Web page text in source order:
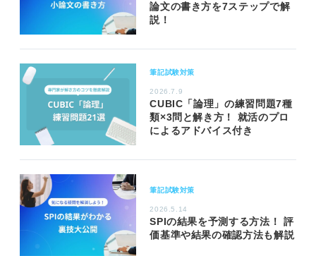
論文の書き方を7ステップで解
説！
筆記試験対策
2026.7.9
CUBIC「論理」の練習問題7種
類×3問と解き方！ 就活のプロ
によるアドバイス付き
筆記試験対策
2026.5.14
SPIの結果を予測する方法！ 評
価基準や結果の確認方法も解説